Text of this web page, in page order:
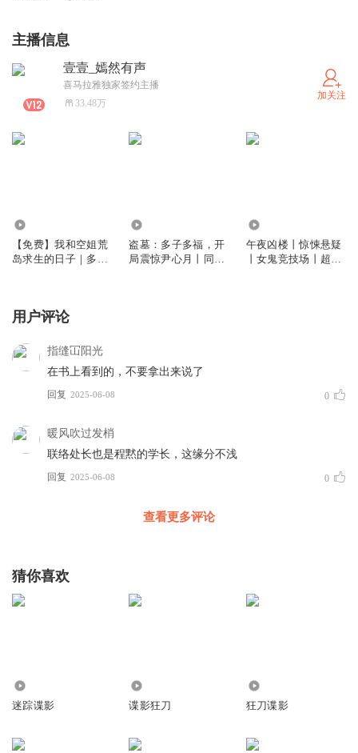
主播信息
壹壹_嫣然有声
喜马拉雅独家签约主播
33.48万
加关注
【免费】我和空姐荒
岛求生的日子｜多人
盗墓：多子多福，开
局震惊尹心月丨同人
午夜凶楼丨惊悚悬疑
丨女鬼竞技场丨超雄
用户评论
指缝冚阳光
在书上看到的，不要拿出来说了
回复 2025-06-08 0
暖风吹过发梢
联络处长也是程黙的学长，这缘分不浅
回复 2025-06-08 0
查看更多评论
猜你喜欢
迷踪谍影 谍影狂刀 狂刀谍影